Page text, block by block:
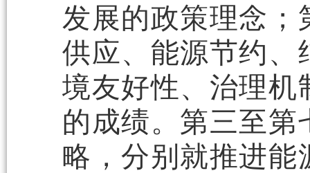
发展的政策理念；
供应、能源节约、
境友好性、治理机
的成绩。第三至
略，分别就推进能